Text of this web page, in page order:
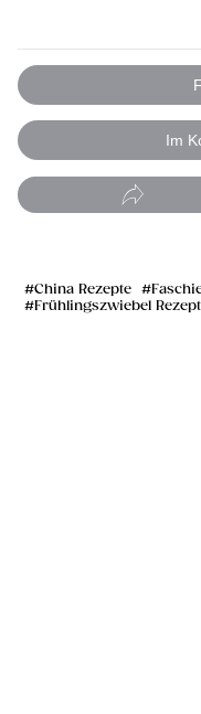
Im
China Rezepte
Frühlingszwiebel